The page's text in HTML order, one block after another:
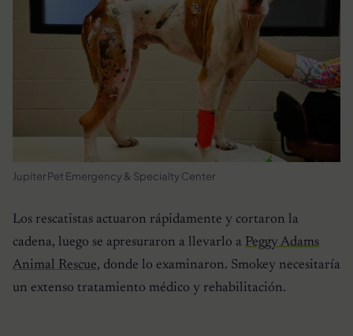
Jupiter Pet Emergency & Specialty Center
Los rescatistas actuaron rápidamente y cortaron la
cadena, luego se apresuraron a llevarlo a Peggy Adams
Animal Rescue, donde lo examinaron. Smokey necesitaría
un extenso tratamiento médico y rehabilitación.